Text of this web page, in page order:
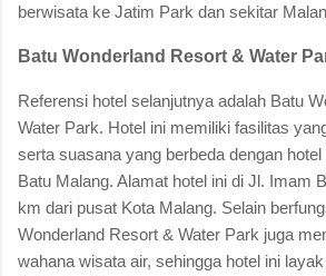
berwisata ke Jatim Park dan sekitar
Batu Wonderland Resort & Water
Referensi hotel selanjutnya adalah Batu
Water Park. Hotel ini memiliki fasilitas
serta suasana yang berbeda dengan
Batu Malang. Alamat hotel ini di Jl. Imam
km dari pusat Kota Malang. Selain
Wonderland Resort & Water Park juga
wahana wisata air, sehingga hotel ini